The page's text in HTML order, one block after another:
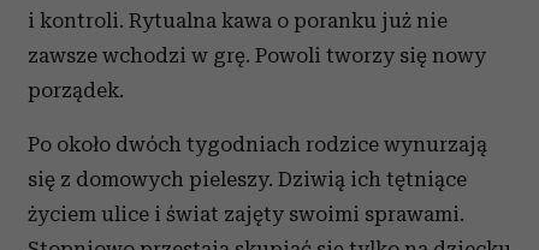
i kontroli. Rytualna kawa o poranku już nie
zawsze wchodzi w grę. Powoli tworzy się nowy
porządek.
Po około dwóch tygodniach rodzice wynurzają
się z domowych pieleszy. Dziwią ich tętniące
życiem ulice i świat zajęty swoimi sprawami.